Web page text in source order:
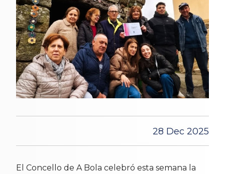
28 Dec 2025
El Concello de A Bola celebró esta semana la